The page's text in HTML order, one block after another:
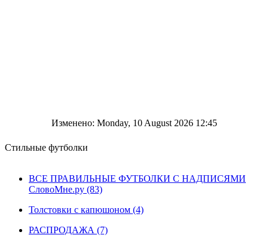
Изменено: Monday, 10 August 2026 12:45
Стильные футболки
ВСЕ ПРАВИЛЬНЫЕ ФУТБОЛКИ С НАДПИСЯМИ
СловоМне.ру (83)
Толстовки с капюшоном (4)
РАСПРОДАЖА (7)